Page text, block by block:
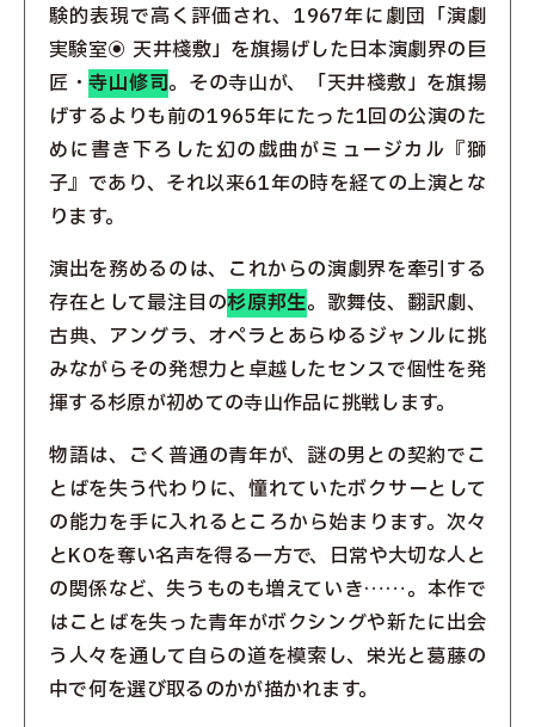
験的表現で高く評価され、1967年に劇団「演劇
実験室◉ 天井棧敷」を旗揚げした日本演劇界の巨
匠・寺山修司。その寺山が、「天井棧敷」を旗揚
げするよりも前の1965年にたった1回の公演のた
めに書き下ろした幻の戯曲がミュージカル『獅
子』であり、それ以来61年の時を経ての上演とな
ります。
演出を務めるのは、これからの演劇界を牽引する
存在として最注目の杉原邦生。歌舞伎、翻訳劇、
古典、アングラ、オペラとあらゆるジャンルに挑
みながらその発想力と卓越したセンスで個性を発
揮する杉原が初めての寺山作品に挑戦します。
物語は、ごく普通の青年が、謎の男との契約でこ
とばを失う代わりに、憧れていたボクサーとして
の能力を手に入れるところから始まります。次々
とKOを奪い名声を得る一方で、日常や大切な人と
の関係など、失うものも増えていき……。本作で
はことばを失った青年がボクシングや新たに出会
う人々を通して自らの道を模索し、栄光と葛藤の
中で何を選び取るのかが描かれます。